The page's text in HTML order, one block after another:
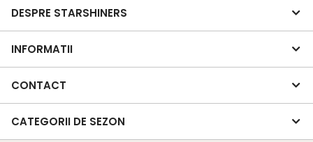
DESPRE STARSHINERS
INFORMATII
CONTACT
CATEGORII DE SEZON